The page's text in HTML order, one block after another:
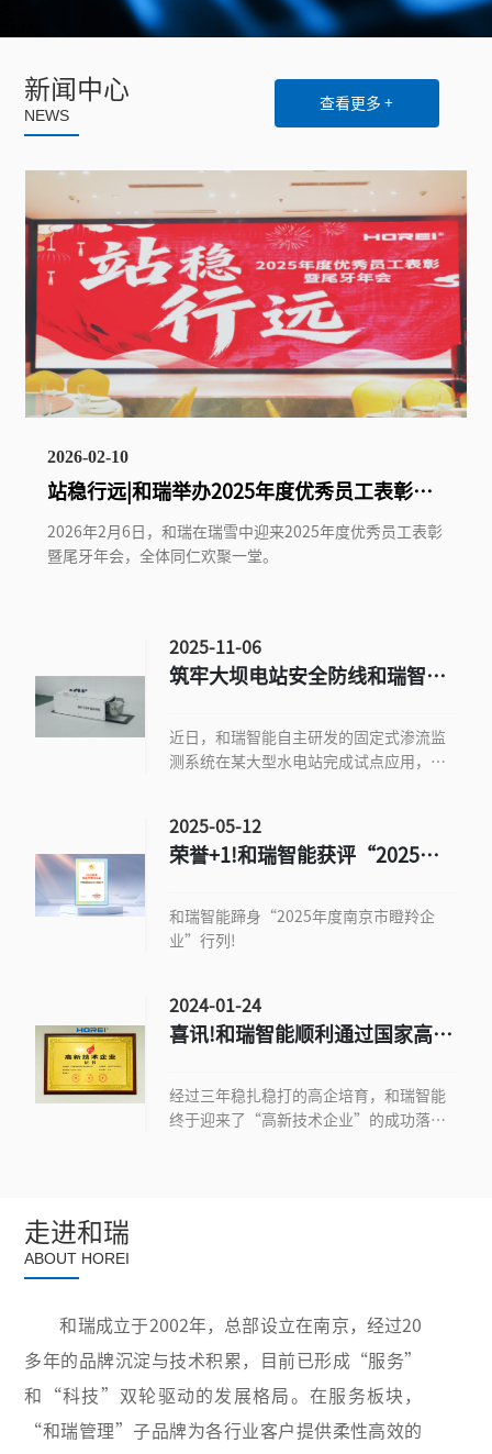
新闻中心
NEWS
查看更多 +
2026-02-10
站稳行远|和瑞举办2025年度优秀员工表彰暨
尾牙年会
2026年2月6日，和瑞在瑞雪中迎来2025年度优秀员工表彰
暨尾牙年会，全体同仁欢聚一堂。
2025-11-06
筑牢大坝电站安全防线和瑞智能
近日，和瑞智能自主研发的固定式渗流监
测系统在某大型水电站完成试点应用，为
2025-05-12
荣誉+1!和瑞智能获评“2025年
和瑞智能蹄身“2025年度南京市瞪羚企
业”行列!
2024-01-24
喜讯!和瑞智能顺利通过国家高新
经过三年稳扎稳打的高企培育，和瑞智能
终于迎来了“高新技术企业”的成功落
走进和瑞
ABOUT HOREI
和瑞成立于2002年，总部设立在南京，经过20
多年的品牌沉淀与技术积累，目前已形成“服务”
和“科技”双轮驱动的发展格局。在服务板块，
“和瑞管理”子品牌为各行业客户提供柔性高效的